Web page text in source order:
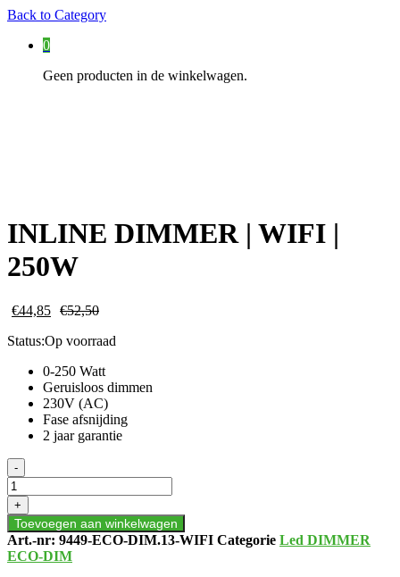
Back to Category
0
Geen producten in de winkelwagen.
INLINE DIMMER | WIFI |
250W
€44,85 €52,50
Status:Op voorraad
0-250 Watt
Geruisloos dimmen
230V (AC)
Fase afsnijding
2 jaar garantie
INLINE
DIMMER
|
WIFI
|
250W
aantal
-
+
Toevoegen aan winkelwagen
Art.-nr: 9449-ECO-DIM.13-WIFI Categorie Led DIMMER
ECO-DIM